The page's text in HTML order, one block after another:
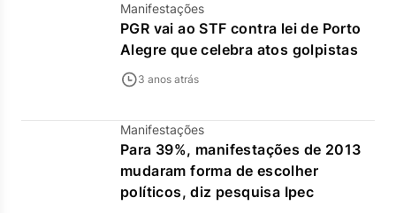
Manifestações
PGR vai ao STF contra lei de Porto
Alegre que celebra atos golpistas
3 anos atrás
Manifestações
Para 39%, manifestações de 2013
mudaram forma de escolher
políticos, diz pesquisa Ipec